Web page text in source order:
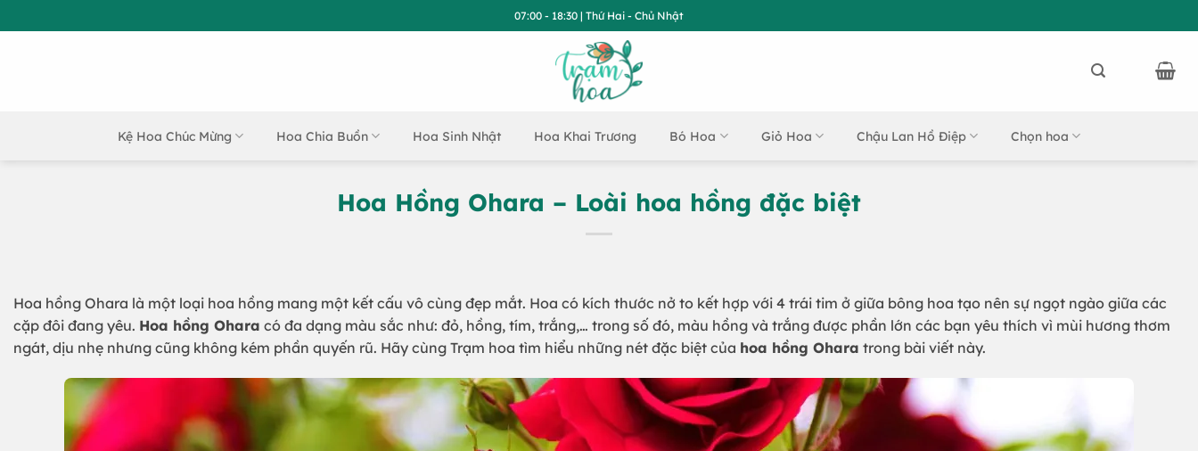
qua
07:00 - 18:30 | Thứ Hai - Chủ Nhật
Kệ Hoa Chúc Mừng Hoa Chia Buồn Hoa Sinh Nhật Hoa Khai Trương Bó Hoa Giỏ Hoa Chậu Lan Hồ Điệp Chọn hoa
Hoa Hồng Ohara – Loài hoa hồng đặc biệt
Hoa hồng Ohara là một loại hoa hồng mang một kết cấu vô cùng đẹp mắt. Hoa có kích thước nở to kết hợp với 4 trái tim ở giữa bông hoa tạo nên sự ngọt ngào giữa các
cặp đôi đang yêu. Hoa hồng Ohara có đa dạng màu sắc như: đỏ, hồng, tím, trắng,… trong số đó, màu hồng và trắng được phần lớn các bạn yêu thích vì mùi hương thơm
ngát, dịu nhẹ nhưng cũng không kém phần quyến rũ. Hãy cùng Trạm hoa tìm hiểu những nét đặc biệt của hoa hồng Ohara trong bài viết này.